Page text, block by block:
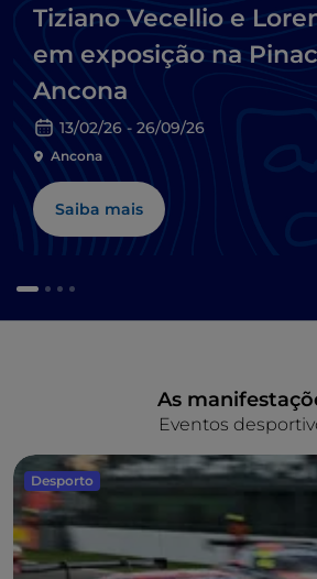
Tiziano Vecellio e
em exposição na
Ancona
13/02/26 - 26/09/26
Ancona
Saiba mais
Eventos
As
Desporto